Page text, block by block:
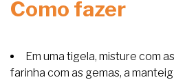
Como fazer
Em uma tigela, misture com
farinha com as gemas, a